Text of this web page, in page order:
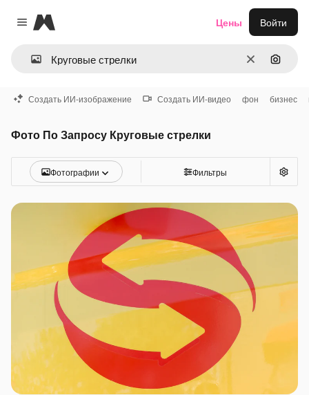
Close menu
Magnific
ОчиститьПоиск
Цены Войти
Создать ИИ-изображение Создать ИИ-видео фон бизнес
Фото По Запросу Круговые стрелки
Фотографии Фильтры